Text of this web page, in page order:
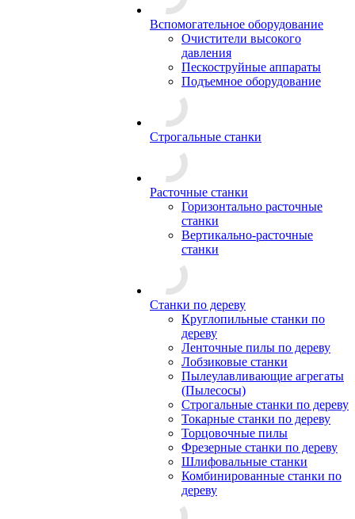
Вспомогательное оборудование
Очистители высокого
давления
Пескоструйные аппараты
Подъемное оборудование
Строгальные станки
Расточные станки
Горизонтально расточные
станки
Вертикально-расточные
станки
Станки по дереву
Круглопильные станки по
дереву
Ленточные пилы по дереву
Лобзиковые станки
Пылеулавливающие агрегаты
(Пылесосы)
Строгальные станки по дереву
Токарные станки по дереву
Торцовочные пилы
Фрезерные станки по дереву
Шлифовальные станки
Комбинированные станки по
дереву